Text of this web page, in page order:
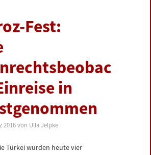
Fest:
in
2016 von Ulla Jelpke
Türkei wurden heute vier